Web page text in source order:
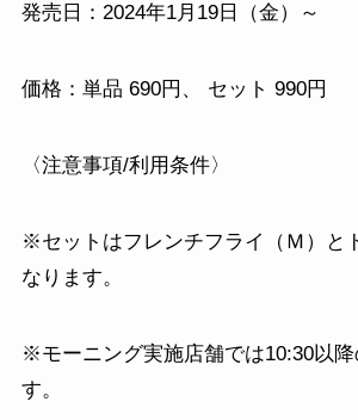
発売日：2024年1月19日（金）～
価格：単品 690円、 セット 990円
〈注意事項/利用条件〉
※セットはフレンチフライ（Ｍ）と
なります。
※モーニング実施店舗では10:30以降
す。